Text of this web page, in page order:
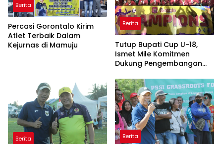
Berita
Percasi Gorontalo Kirim
Atlet Terbaik Dalam
Kejurnas di Mamuju
Berita
Tutup Bupati Cup U-18,
Ismet Mile Komitmen
Dukung Pengembangan
Berita Berita